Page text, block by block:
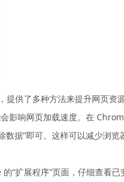
供了多种方法来提升网页资源
影响网页加载速度。在
数据”即可。这样可以减少浏
“扩展程序”页面，仔细查看已